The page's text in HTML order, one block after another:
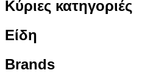
Κύριες κατηγοριές
Είδη
Brands